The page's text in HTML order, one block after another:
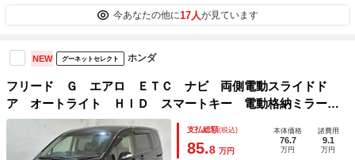
今あなたの他に17人が見ています
NEW グーネットセレクト ホンダ
フリード Ｇ エアロ ＥＴＣ ナビ 両側電動スライドド
ア オートライト ＨＩＤ スマートキー 電動格納ミラー
３列シート ＣＶＴ アルミホイール ＣＤ 盗難防止システ
ム 衝突安全ボディ ＡＢＳ ＥＳＣ エアコン
支払総額(税込)
85.8 万円
本体価格
76.7
万円
諸費用
9.1
万円